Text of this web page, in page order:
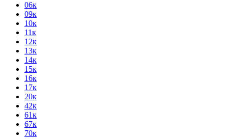
06к
09к
10к
11к
12к
13к
14к
15к
16к
17к
20к
42к
61к
67к
70к